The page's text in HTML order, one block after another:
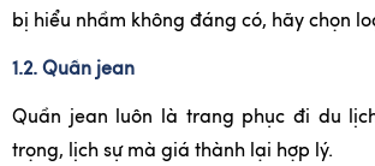
bị hiểu nhầm không đáng có, hãy chọn
1.2. Quần jean
Quần jean luôn là trang phục đi du
trọng, lịch sự mà giá thành lại hợp lý.